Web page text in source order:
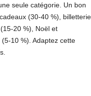
seule catégorie. Un bon
(30-40 %), billetterie
20 %), Noël et
10 %). Adaptez cette